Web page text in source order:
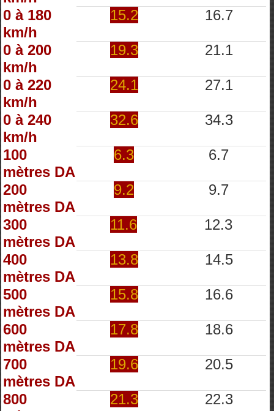
0 à 180
km/h
15.2 16.7
0 à 200
km/h
19.3 21.1
0 à 220
km/h
24.1 27.1
0 à 240
km/h
32.6 34.3
100
mètres DA
6.3 6.7
200
mètres DA
9.2 9.7
300
mètres DA
11.6 12.3
400
mètres DA
13.8 14.5
500
mètres DA
15.8 16.6
600
mètres DA
17.8 18.6
700
mètres DA
19.6 20.5
800
21.3 22.3